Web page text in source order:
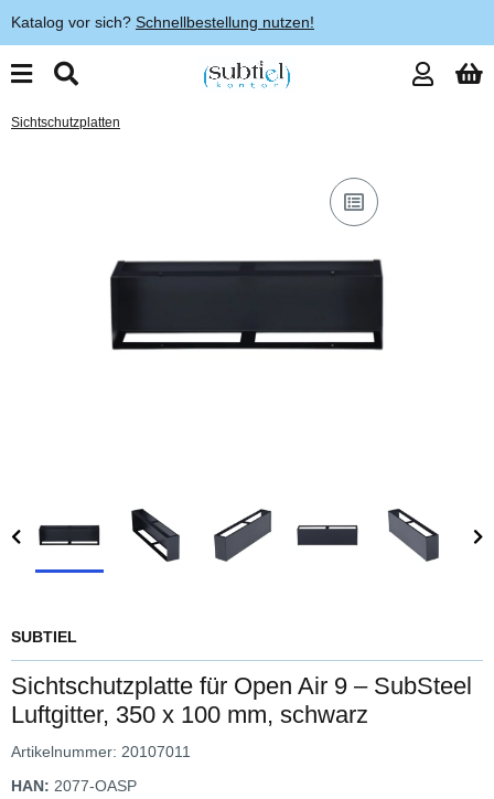
Katalog vor sich? Schnellbestellung nutzen!
Sichtschutzplatten
SUBTIEL
Sichtschutzplatte für Open Air 9 – SubSteel
Luftgitter, 350 x 100 mm, schwarz
Artikelnummer: 20107011
HAN: 2077-OASP